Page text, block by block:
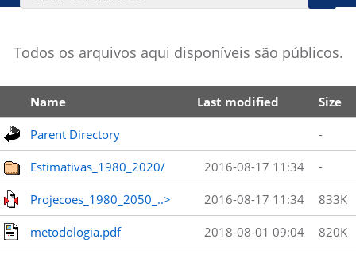
Todos os arquivos aqui disponíveis são públicos.
Name Last modified Size
Parent Directory -
Estimativas_1980_2020/ 2016-08-17 11:34 -
Projecoes_1980_2050_..> 2016-08-17 11:34 833K
metodologia.pdf 2018-08-01 09:04 820K